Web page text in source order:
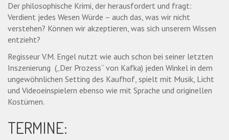
Der philosophische Krimi, der herausfordert und fragt:
Verdient jedes Wesen Würde – auch das, was wir nicht
verstehen? Können wir akzeptieren, was sich unserem Wissen
entzieht?
Regisseur V.M. Engel nutzt wie auch schon bei seiner letzten
Inszenierung („Der Prozess“ von Kafka) jeden Winkel in dem
ungewöhnlichen Setting des Kaufhof, spielt mit Musik, Licht
und Videoeinspielern ebenso wie mit Sprache und originellen
Kostümen.
TERMINE: